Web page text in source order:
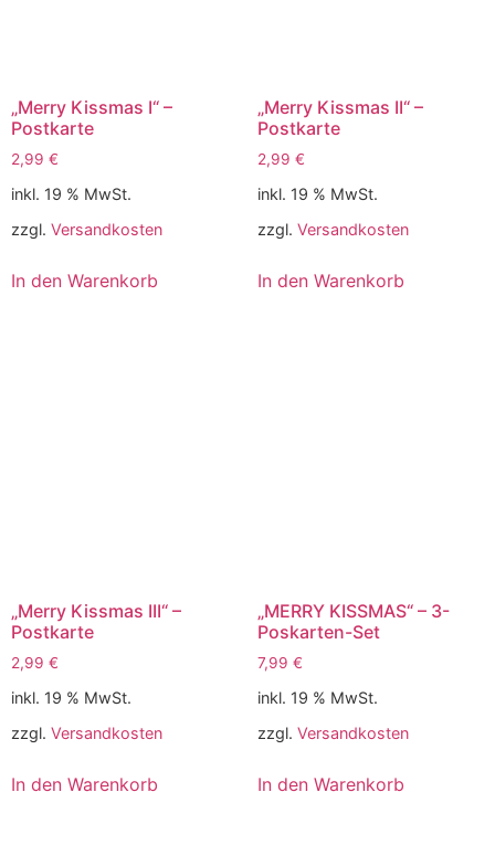
„Merry Kissmas I“ –
Postkarte
2,99 €
inkl. 19 % MwSt.
zzgl. Versandkosten
In den Warenkorb
„Merry Kissmas II“ –
Postkarte
2,99 €
inkl. 19 % MwSt.
zzgl. Versandkosten
In den Warenkorb
„Merry Kissmas III“ –
Postkarte
2,99 €
inkl. 19 % MwSt.
zzgl. Versandkosten
In den Warenkorb
„MERRY KISSMAS“ – 3-
Poskarten-Set
7,99 €
inkl. 19 % MwSt.
zzgl. Versandkosten
In den Warenkorb